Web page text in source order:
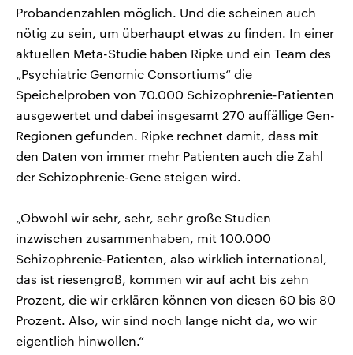
Probandenzahlen möglich. Und die scheinen auch
nötig zu sein, um überhaupt etwas zu finden. In einer
aktuellen Meta-Studie haben Ripke und ein Team des
„Psychiatric Genomic Consortiums“ die
Speichelproben von 70.000 Schizophrenie-Patienten
ausgewertet und dabei insgesamt 270 auffällige Gen-
Regionen gefunden. Ripke rechnet damit, dass mit
den Daten von immer mehr Patienten auch die Zahl
der Schizophrenie-Gene steigen wird.
„Obwohl wir sehr, sehr, sehr große Studien
inzwischen zusammenhaben, mit 100.000
Schizophrenie-Patienten, also wirklich international,
das ist riesengroß, kommen wir auf acht bis zehn
Prozent, die wir erklären können von diesen 60 bis 80
Prozent. Also, wir sind noch lange nicht da, wo wir
eigentlich hinwollen.“